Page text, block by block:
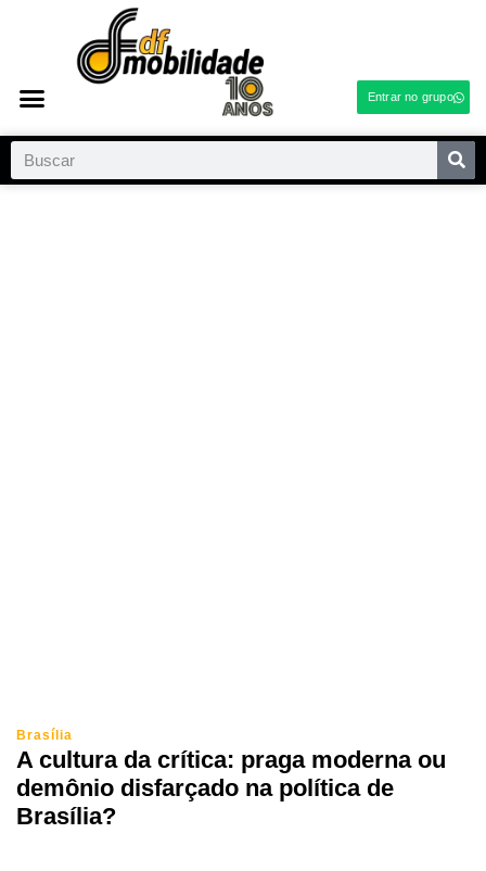
Entrar no grupo
Brasília
A cultura da crítica: praga moderna ou
demônio disfarçado na política de
Brasília?